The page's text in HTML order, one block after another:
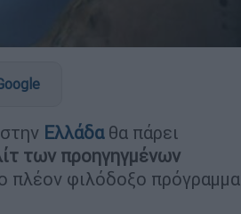
στην Ελλάδαθα πάρει
των προηγηγμένων
πλέον φιλόδοξο πρόγραμμα